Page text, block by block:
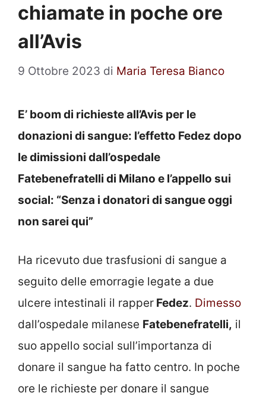
chiamate in poche ore
all’Avis
9 Ottobre 2023 di Maria Teresa Bianco
E’ boom di richieste all’Avis per le
donazioni di sangue: l’effetto Fedez dopo
le dimissioni dall’ospedale
Fatebenefratelli di Milano e l’appello sui
social: “Senza i donatori di sangue oggi
non sarei qui”
Ha ricevuto due trasfusioni di sangue a
seguito delle emorragie legate a due
ulcere intestinali il rapper Fedez. Dimesso
dall’ospedale milanese Fatebenefratelli, il
suo appello social sull’importanza di
donare il sangue ha fatto centro. In poche
ore le richieste per donare il sangue